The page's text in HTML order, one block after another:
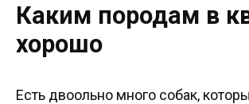
Каким породам в
хорошо
Есть двоольно много собак,